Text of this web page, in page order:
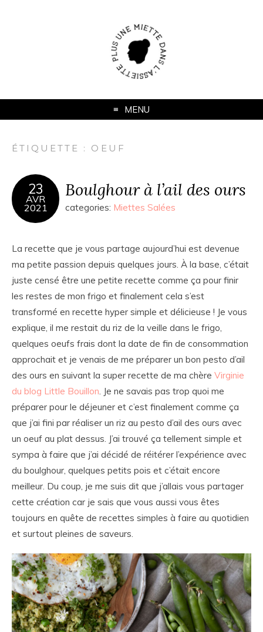
MENU
ÉTIQUETTE : OEUF
23
AVR
2021
Boulghour à l’ail des ours
categories: Miettes Salées
La recette que je vous partage aujourd’hui est devenue
ma petite passion depuis quelques jours. À la base, c’était
juste censé être une petite recette comme ça pour finir
les restes de mon frigo et finalement cela s’est
transformé en recette hyper simple et délicieuse ! Je vous
explique, il me restait du riz de la veille dans le frigo,
quelques oeufs frais dont la date de fin de consommation
approchait et je venais de me préparer un bon pesto d’ail
des ours en suivant la super recette de ma chère Virginie
du blog Little Bouillon. Je ne savais pas trop quoi me
préparer pour le déjeuner et c’est finalement comme ça
que j’ai fini par réaliser un riz au pesto d’ail des ours avec
un oeuf au plat dessus. J’ai trouvé ça tellement simple et
sympa à faire que j’ai décidé de réitérer l’expérience avec
du boulghour, quelques petits pois et c’était encore
meilleur. Du coup, je me suis dit que j’allais vous partager
cette création car je sais que vous aussi vous êtes
toujours en quête de recettes simples à faire au quotidien
et surtout pleines de saveurs.